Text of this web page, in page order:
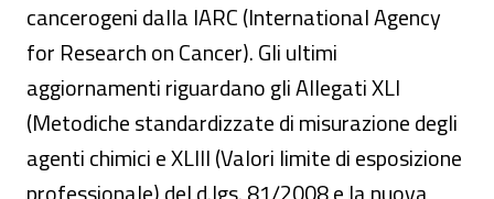
cancerogeni dalla IARC (International Agency
for Research on Cancer). Gli ultimi
aggiornamenti riguardano gli Allegati XLI
(Metodiche standardizzate di misurazione degli
agenti chimici e XLIII (Valori limite di esposizione